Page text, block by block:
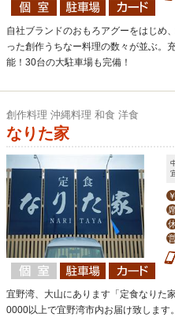
自社ブランドのおもろアグーをはじめ
った創作うちなー料理の数々が並ぶ。
能！30台の大駐車場も完備！
創作料理 沖縄料理 和食 洋食
なりた家
宜野湾、大山にあります「定食なりた
0000以上で宜野湾市内お届け致します。